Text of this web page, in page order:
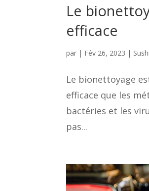
Le
efficace
par | Fév 26, 2023 |
Le bionettoyage
efficace que les
bactéries et les
pas...